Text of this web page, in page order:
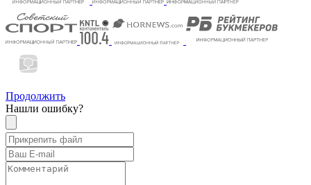
Продолжить
Нашли ошибку?